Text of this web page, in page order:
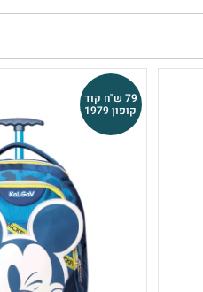
79 ש"ח קוד
קופון 1979